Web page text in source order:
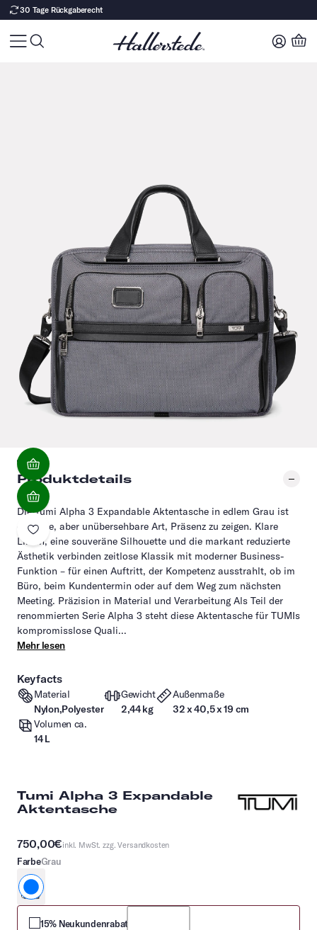
30 Tage Rückgaberecht
Produktdetails
Die Tumi Alpha 3 Expandable Aktentasche in edlem Grau ist
die leise, aber unübersehbare Art, Präsenz zu zeigen. Klare
Linien, eine souveräne Silhouette und die markant reduzierte
Ästhetik verbinden zeitlose Klassik mit moderner Business-
Funktion – für einen Auftritt, der Kompetenz ausstrahlt, ob im
Büro, beim Kundentermin oder auf dem Weg zum nächsten
Meeting. Präzision in Material und Verarbeitung Als Teil der
renommierten Serie Alpha 3 steht diese Aktentasche für TUMIs
kompromisslose Quali...
Mehr lesen
Keyfacts
Material
Nylon,Polyester
Gewicht
2,44 kg
Außenmaße
32 x 40,5 x 19 cm
Volumen ca.
14 L
Tumi Alpha 3 Expandable
Aktentasche
750,00€inkl. MwSt. zzg.Versandkosten
FarbeGrau
grau
15% Neukundenrabatt